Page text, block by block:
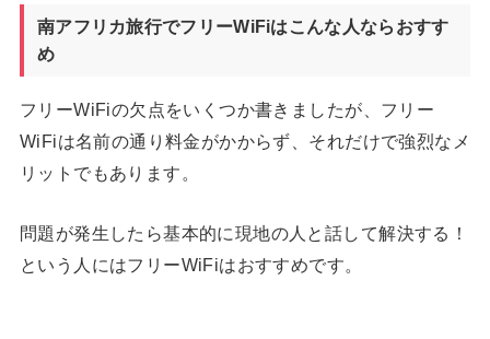
南アフリカ旅行でフリーWiFiはこんな人ならおすす
め
フリーWiFiの欠点をいくつか書きましたが、フリー
WiFiは名前の通り料金がかからず、それだけで強烈なメ
リットでもあります。
問題が発生したら基本的に現地の人と話して解決する！
という人にはフリーWiFiはおすすめです。